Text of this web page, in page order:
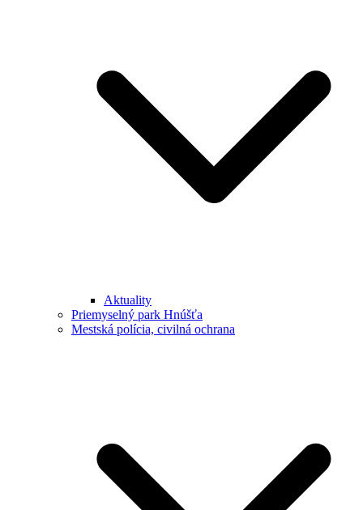
Aktuality
Priemyselný park Hnúšťa
Mestská polícia, civilná ochrana